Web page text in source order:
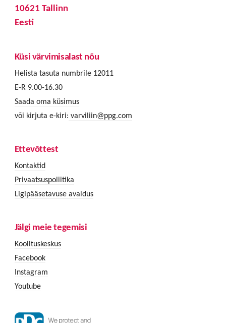
10621 Tallinn
Eesti
Küsi värvimisalast nõu
Helista tasuta numbrile 12011
E-R 9.00-16.30
Saada oma küsimus
või kirjuta e-kiri: varviliin@ppg.com
Ettevõttest
Kontaktid
Privaatsuspoliitika
Ligipääsetavuse avaldus
Jälgi meie tegemisi
Koolituskeskus
Facebook
Instagram
Youtube